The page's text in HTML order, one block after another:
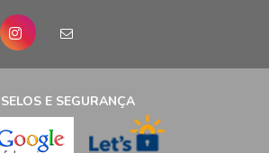
SELOS E SEGURANÇA